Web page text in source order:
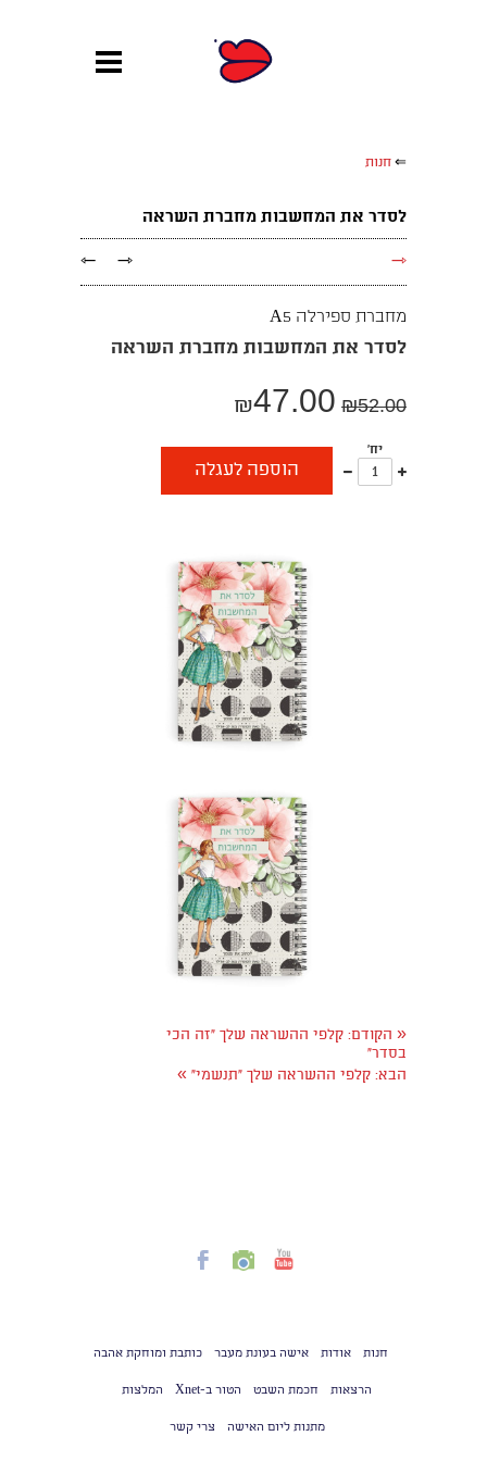
⇐ חנות
לסדר את המחשבות מחברת השראה
→
→
←
מחברת ספירלה A5
לסדר את המחשבות מחברת השראה
₪52.00
₪47.00
יח'
עוד
אחד
אחד
הוספה לעגלה
« הקודם: קלפי ההשראה שלך "זה הכי
בסדר"
הבא: קלפי ההשראה שלך "תנשמי" »
חנות אודות אישה בעונת מעבר כותבת ומוחקת אהבה
הרצאות חכמת השבט הטור ב-Xnet המלצות
מתנות ליום האישה צרי קשר